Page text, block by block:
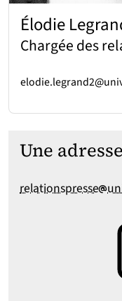
Élodie
Chargée des
Une
relationspresse